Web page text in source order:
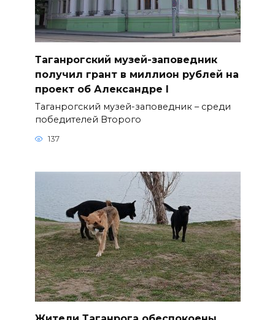
Таганрогский музей-заповедник
получил грант в миллион рублей на
проект об Александре I
Таганрогский музей-заповедник – среди
победителей Второго
137